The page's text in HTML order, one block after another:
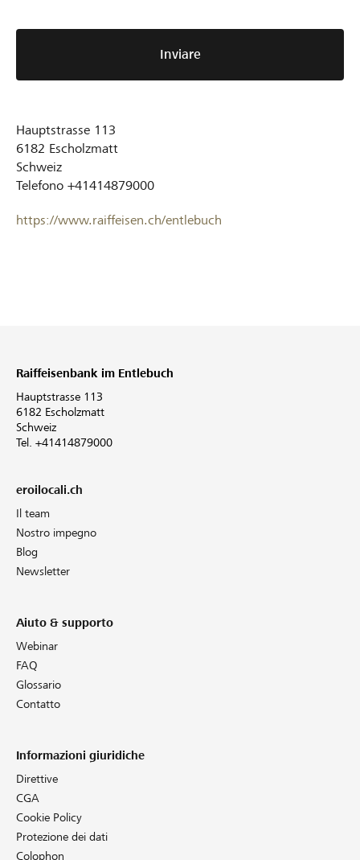
Inviare
Hauptstrasse 113
6182 Escholzmatt
Schweiz
Telefono +41414879000
https://www.raiffeisen.ch/entlebuch
Raiffeisenbank im Entlebuch
Hauptstrasse 113
6182 Escholzmatt
Schweiz
Tel. +41414879000
eroilocali.ch
Il team
Nostro impegno
Blog
Newsletter
Aiuto & supporto
Webinar
FAQ
Glossario
Contatto
Informazioni giuridiche
Direttive
CGA
Cookie Policy
Protezione dei dati
Colophon